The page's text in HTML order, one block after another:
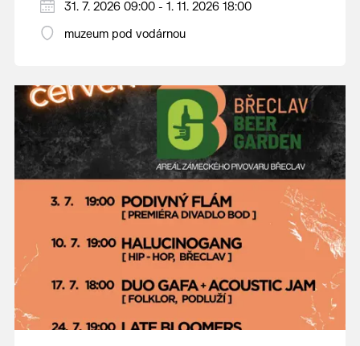
konstrukce, exkluzivní novinky, inspirativní
modely i velkou herní zónu pro malé i velké
31. 7. 2026 09:00 - 1. 11. 2026 18:00
muzeum pod vodárnou